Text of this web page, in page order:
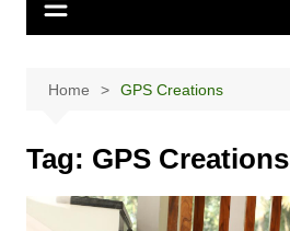
Home GPS Creations
Tag: GPS Creations